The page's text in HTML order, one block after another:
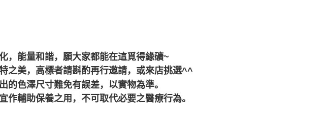
，能量和諧，願大家都能在這覓得緣礦~
之美，高標者請斟酌再行邀請，或來店挑選^^
的色澤尺寸難免有誤差，以實物為準。
作輔助保養之用，不可取代必要之醫療行為。